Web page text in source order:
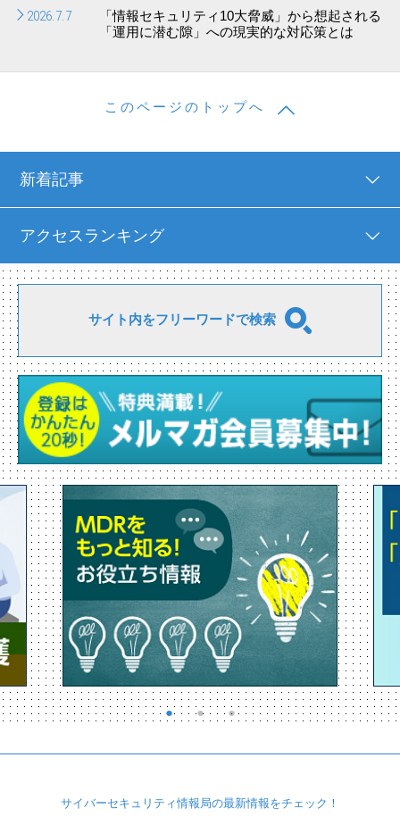
2026.7.7
「情報セキュリティ10大脅威」から想起される
「運用に潜む隙」への現実的な対応策とは
このページのトップへ
新着記事
アクセスランキング
サイト内をフリーワードで検索
サイバーセキュリティ情報局の最新情報をチェック！